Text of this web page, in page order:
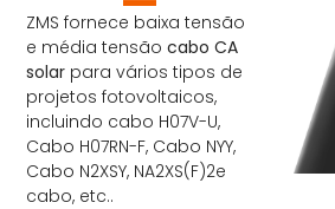
ZMS fornece baixa tensão
e média tensãocabo CA
solar para vários tipos de
projetos fotovoltaicos,
incluindo cabo H07V-U,
Cabo H07RN-F, Cabo NYY,
Cabo N2XSY, NA2XS(F)2e
cabo, etc..